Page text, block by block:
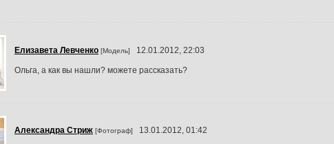
Елизавета Левченко [Модель] 12.01.2012, 22:03
Ольга, а как вы нашли? можете рассказать?
Александра Стриж [Фотограф] 13.01.2012, 01:42